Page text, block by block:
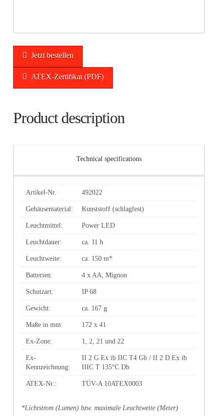
Jetzt bestellen
ATEX-Zertifikat (PDF)
Product description
Technical specifications
Artikel-Nr. 492022
Gehäusematerial: Kunststoff (schlagfest)
Leuchtmittel: Power LED
Leuchtdauer: ca. 11 h
Leuchtweite: ca. 150 m*
Batterien: 4 x AA, Mignon
Schutzart: IP 68
Gewicht: ca. 167 g
Maße in mm: 172 x 41
Ex-Zone: 1, 2, 21 und 22
Ex-
Kennzeichnung:
II 2 G Ex ib IIC T4 Gb / II 2 D Ex ib
IIIC T 135°C Db
ATEX-Nr.: TÜV-A 10ATEX0003
*Lichtstrom (Lumen) bzw. maximale Leuchtweite (Meter)